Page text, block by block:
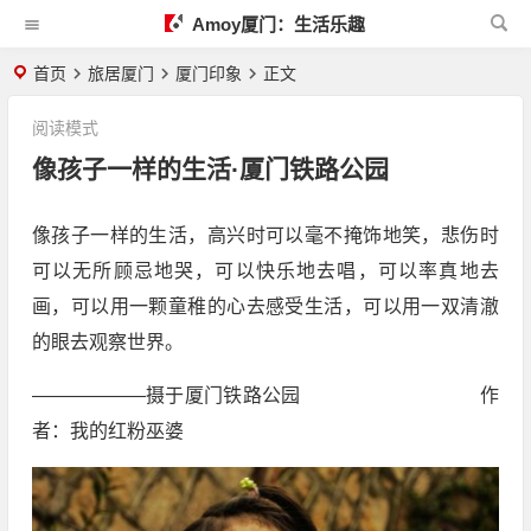
Amoy厦门：生活乐趣
首页 旅居厦门 厦门印象 正文
像孩子一样的生活·厦门铁路公园
阅读模式
像孩子一样的生活，高兴时可以毫不掩饰地笑，悲伤时
可以无所顾忌地哭，可以快乐地去唱，可以率真地去
画，可以用一颗童稚的心去感受生活，可以用一双清澈
的眼去观察世界。
——————摄于厦门铁路公园 作
者：我的红粉巫婆